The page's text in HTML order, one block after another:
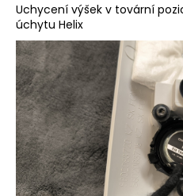
Uchycení výšek v tovární
úchytu Helix